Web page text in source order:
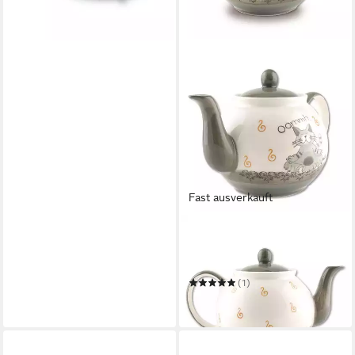
Fast ausverkauft
Teekanne Mila Keramik-
Teekanne Oommh Katze Pure
ca. 1,2 Liter
(1)
in 3-4 Werktagen bei dir